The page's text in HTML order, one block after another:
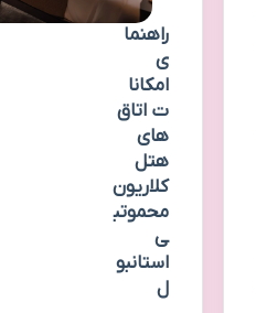
راهنما
ی
امکانا
ت اتاق
های
هتل
کلاریون
محموتب
ی
استانبو
ل